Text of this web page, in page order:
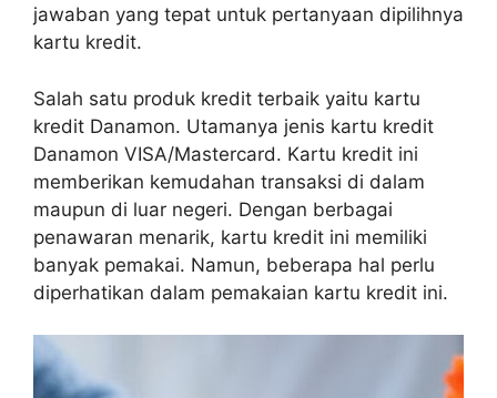
jawaban yang tepat untuk pertanyaan dipilihnya
kartu kredit.
Salah satu produk kredit terbaik yaitu kartu
kredit Danamon. Utamanya jenis kartu kredit
Danamon VISA/Mastercard. Kartu kredit ini
memberikan kemudahan transaksi di dalam
maupun di luar negeri. Dengan berbagai
penawaran menarik, kartu kredit ini memiliki
banyak pemakai. Namun, beberapa hal perlu
diperhatikan dalam pemakaian kartu kredit ini.